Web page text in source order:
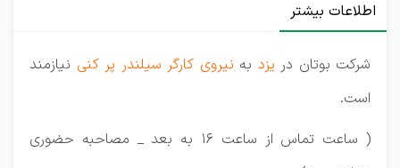
اطلاعات بیشتر
شرکت بوتان در یزد به نیروی کارگر سیلندر پر کنی نیازمند
است.
( ساعت تماس از ساعت 16 به بعد _ مصاحبه حضوری